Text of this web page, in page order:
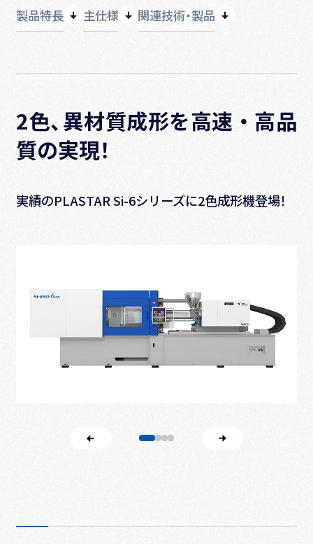
製品特長 主仕様 関連技術・製品
2⾊、異材質成形を⾼速‧⾼品
質の実現！
実績のPLASTAR Si-6シリーズに2色成形機登場！